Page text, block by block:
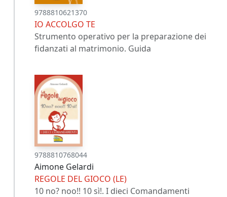
9788810621370
IO ACCOLGO TE
Strumento operativo per la preparazione dei
fidanzati al matrimonio. Guida
9788810768044
Aimone Gelardi
REGOLE DEL GIOCO (LE)
10 no? noo!! 10 sì!. I dieci Comandamenti